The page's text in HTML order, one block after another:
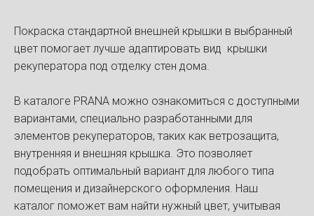
Покраска стандартной внешней крышки в выбранный
цвет помогает лучше адаптировать вид крышки
рекуператора под отделку стен дома.
В каталоге PRANA можно ознакомиться с доступными
вариантами, специально разработанными для
элементов рекуператоров, таких как ветрозащита,
внутренняя и внешняя крышка. Это позволяет
подобрать оптимальный вариант для любого типа
помещения и дизайнерского оформления. Наш
каталог поможет вам найти нужный цвет, учитывая